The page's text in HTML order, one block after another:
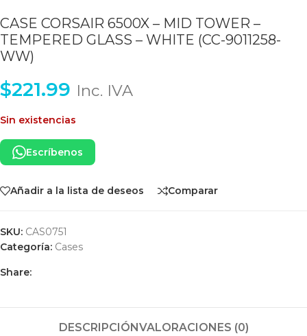
CASE CORSAIR 6500X – MID TOWER –
TEMPERED GLASS – WHITE (CC-9011258-
WW)
$221.99 Inc. IVA
Sin existencias
Escríbenos
Añadir a la lista de deseos Comparar
SKU: CAS0751
Categoría: Cases
Share:
DESCRIPCIÓNVALORACIONES (0)